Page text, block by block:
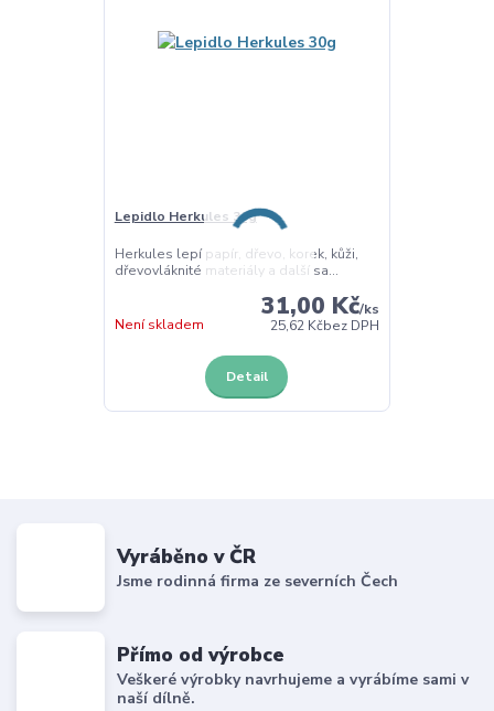
Lepidlo Herkules 30g
Herkules lepí papír, dřevo, korek, kůži,
dřevovláknité materiály a další sa...
31,00 Kč/ks
25,62 Kčbez DPH
Není skladem
Detail
Vyráběno v ČR
Jsme rodinná firma ze severních Čech
Přímo od výrobce
Veškeré výrobky navrhujeme a vyrábíme sami v
naší dílně.